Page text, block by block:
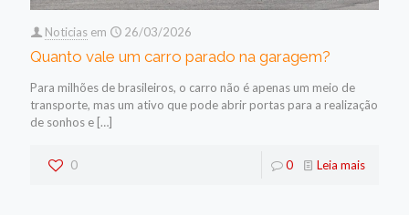
Noticias em 26/03/2026
Quanto vale um carro parado na garagem?
Para milhões de brasileiros, o carro não é apenas um meio de
transporte, mas um ativo que pode abrir portas para a realização
de sonhos e […]
0 0 Leia mais